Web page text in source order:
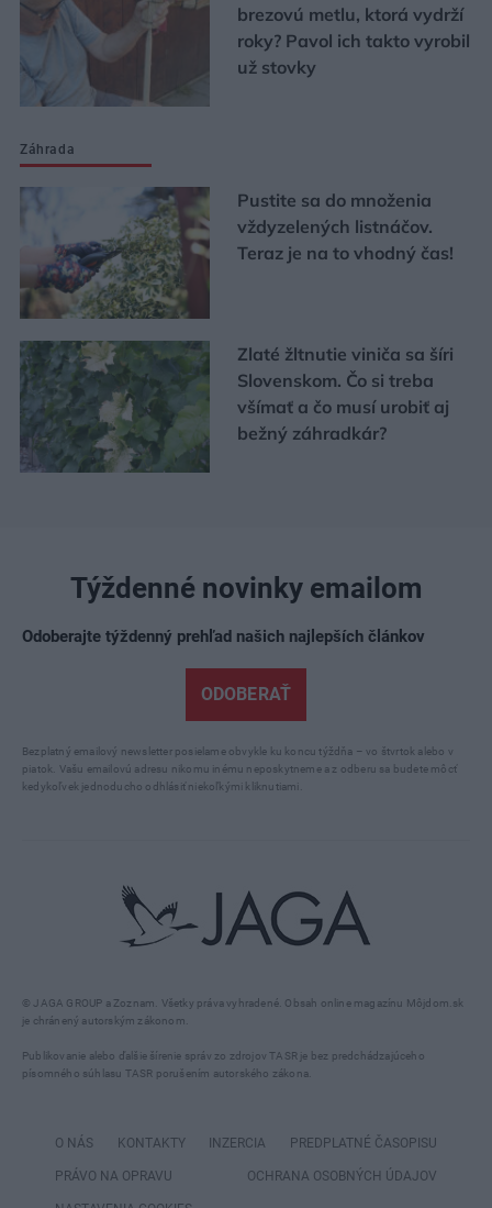
brezovú metlu, ktorá vydrží
roky? Pavol ich takto vyrobil
už stovky
Záhrada
Pustite sa do množenia
vždyzelených listnáčov.
Teraz je na to vhodný čas!
Zlaté žltnutie viniča sa šíri
Slovenskom. Čo si treba
všímať a čo musí urobiť aj
bežný záhradkár?
© JAGA GROUP a Zoznam. Všetky práva vyhradené. Obsah online magazínu Môjdom.sk
je chránený autorským zákonom.
Publikovanie alebo ďalšie šírenie správ zo zdrojov TASR je bez predchádzajúceho
písomného súhlasu TASR porušením autorského zákona.
Týždenné novinky emailom
Odoberajte týždenný prehľad našich najlepších článkov
ODOBERAŤ
Bezplatný emailový newsletter posielame obvykle ku koncu týždňa – vo štvrtok alebo v
piatok. Vašu emailovú adresu nikomu inému neposkytneme a z odberu sa budete môcť
kedykoľvek jednoducho odhlásiť niekoľkými kliknutiami.
O NÁS KONTAKTY INZERCIA PREDPLATNÉ ČASOPISU
PRÁVO NA OPRAVU OCHRANA OSOBNÝCH ÚDAJOV